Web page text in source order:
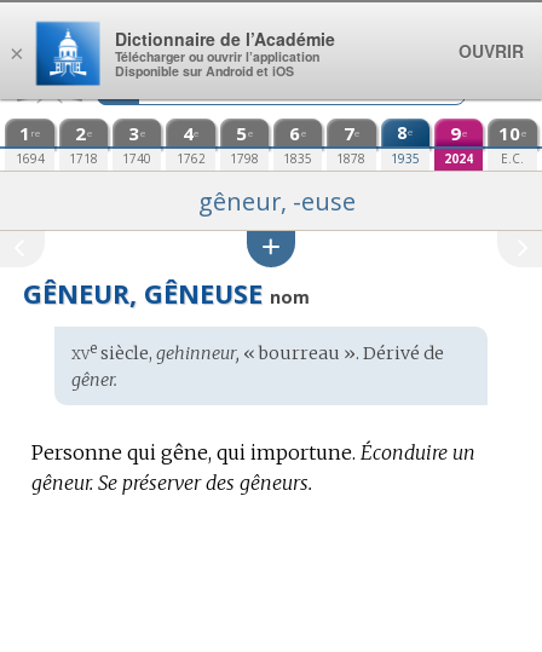
Aller au contenu
1 re
1694
2e
1718
3e
1740
4e
1762
5e
1798
6e
1835
7e
1878
8e
1935
9e
2024
10e
E.C.
gêneur, -euse
GÊNEUR, GÊNEUSE nom
Étymologie
:
xvesiècle, gehinneur, « bourreau ». Dérivé de
gêner.
Personne qui gêne, qui importune. Éconduire un
gêneur. Se préserver des gêneurs.
×
Dictionnaire de l’Académie
Télécharger ou ouvrir l’application
Disponible sur Android et iOS
OUVRIR